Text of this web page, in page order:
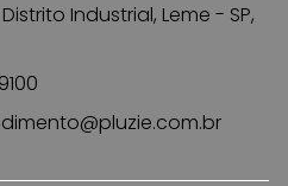
Industrial, Leme - SP,